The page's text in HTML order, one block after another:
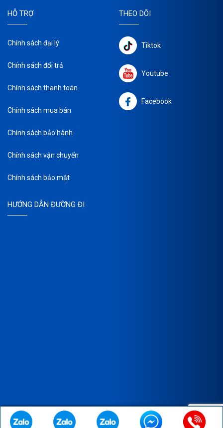
HỖ TRỢ
Chính sách đại lý
Chính sách đổi trả
Chính sách thanh toán
Chính sách mua bán
Chính sách bảo hành
Chính sách vận chuyển
Chính sách bảo mật
THEO DÕI
Tiktok
Youtube
Facebook
HƯỚNG DẪN ĐƯỜNG ĐI
Copyright © 2023 Bản quyền thuộc về CÔNG TY TNHH XNK SX